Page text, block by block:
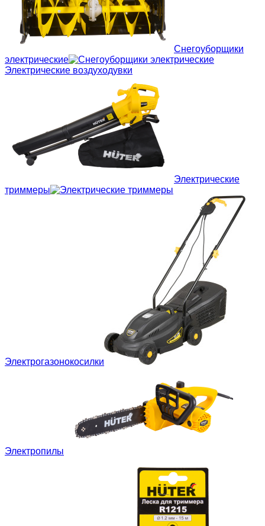
Снегоуборщики
электрические
Электрические воздуходувки
Электрические
триммеры
Электрогазонокосилки
Электропилы